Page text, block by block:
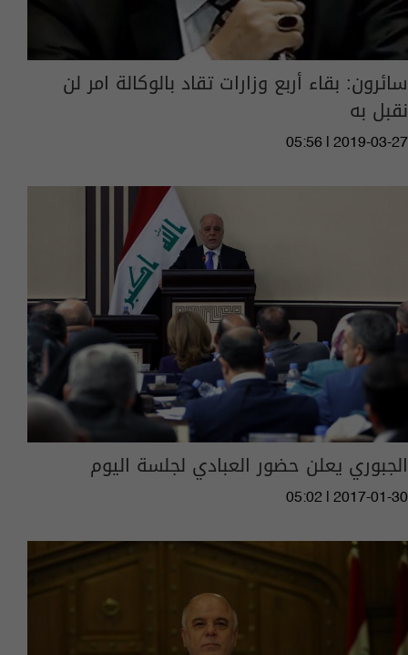
سائرون: بقاء أربع وزارات تقاد بالوكالة امر لن
نقبل به
05:56 | 2019-03-27
الجبوري يعلن حضور العبادي لجلسة اليوم
05:02 | 2017-01-30